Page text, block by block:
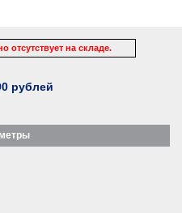
на складе.
рублей